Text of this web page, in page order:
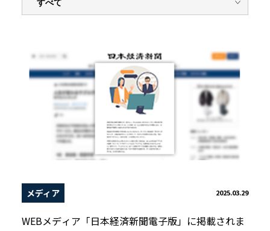
メディア 2025.03.29
WEBメディア「日本経済新聞電子版」に掲載されま